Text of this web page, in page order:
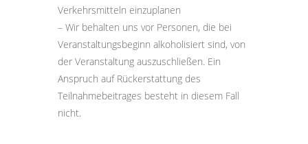
Verkehrsmitteln einzuplanen
– Wir behalten uns vor Personen, die bei
Veranstaltungsbeginn alkoholisiert sind, von
der Veranstaltung auszuschließen. Ein
Anspruch auf Rückerstattung des
Teilnahmebeitrages besteht in diesem Fall
nicht.